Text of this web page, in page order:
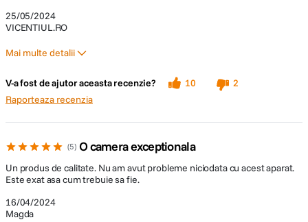
Calitate inalta cu inregistrarea pe 10 biti, 4:2:2
Inregistrati chiar la nivelul camerei cu bogatia uimitoare a profunzimii
de 10 biti si a esantionarii culorilor 4:2:2, cu codificare Long GOP sau
All-Intra, pentru mai multa flexibilitate in gradarea imaginilor, post-
procesare si compozitie.
25/05/2024
VICENTIUL.RO
Mai multe detalii
Bun pentru fotografii (orice fel de nișă)
NU pentru high quality long videos (se incinge)
Plasticos si scump pentru tipul de carcasa
nu am incredere in weathersealing (nu am testat)
V-a fost de ajutor aceasta recenzie? 10
2
Raporteaza recenzia
5 O camera exceptionala
16/04/2024
Magda
Un produs de calitate. Nu am avut probleme niciodata cu acest aparat.
Este exat asa cum trebuie sa fie.